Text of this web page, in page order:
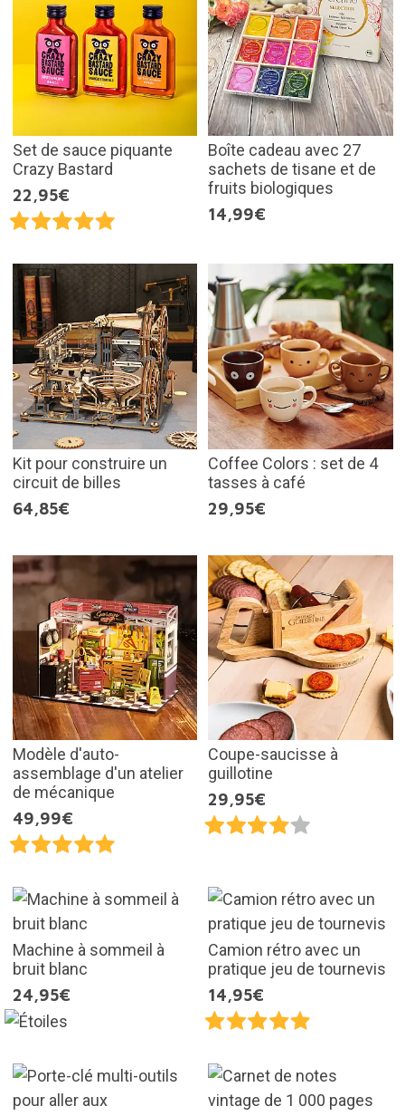
Set de sauce piquante
Crazy Bastard
22,95€
Boîte cadeau avec 27
sachets de tisane et de
fruits biologiques
14,99€
Kit pour construire un
circuit de billes
64,85€
Coffee Colors : set de 4
tasses à café
29,95€
Modèle d'auto-
assemblage d'un atelier
de mécanique
49,99€
Coupe-saucisse à
guillotine
29,95€
Machine à sommeil à
bruit blanc
24,95€
Camion rétro avec un
pratique jeu de tournevis
14,95€